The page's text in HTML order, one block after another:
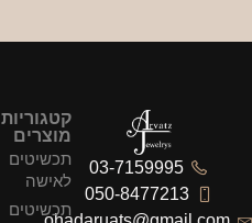
03-7159995
050-8477213
קטגוריות
מוצרים
תכשיטים
לאישה
תכשיטים